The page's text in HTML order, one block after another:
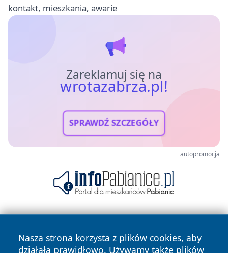
kontakt, mieszkania, awarie
Zareklamuj się na
wrotazabrza.pl!
SPRAWDŹ SZCZEGÓŁY
autopromocja
Nasza strona korzysta z plików cookies, aby
działała prawidłowo. Używamy także plików